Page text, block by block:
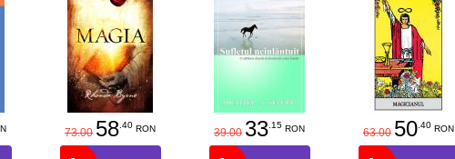
73.00 58 .40 RON 39.00 33 .15 RON 63.00 50 .40 RON